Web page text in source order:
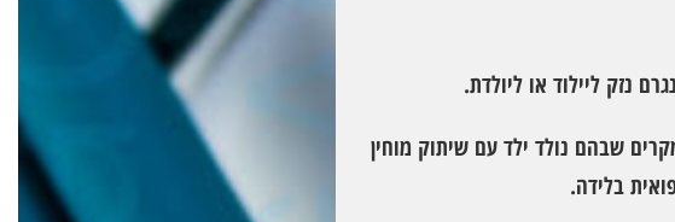
נזק ליילוד או ליולדת.
שבהם נולד ילד עם שיתוק מוחין
בלידה.